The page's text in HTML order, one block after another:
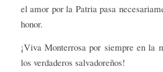
el amor por la Patria pasa
honor.
¡Viva Monterrosa por siempre en la
los verdaderos salvadoreños!